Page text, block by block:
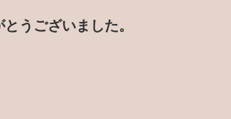
うございました。